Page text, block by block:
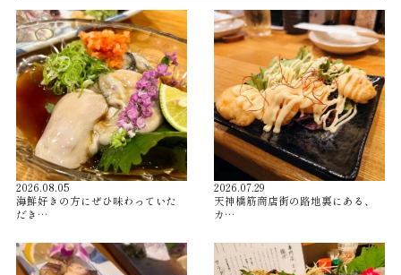
2026.08.05
海鮮好きの方にぜひ味わっていた
だき…
2026.07.29
天神橋筋商店街の路地裏にある、
カ…